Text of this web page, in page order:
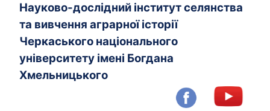
Науково-дослідний інститут селянства
та вивчення аграрної історії
Черкаського національного
університету імені Богдана
Хмельницького